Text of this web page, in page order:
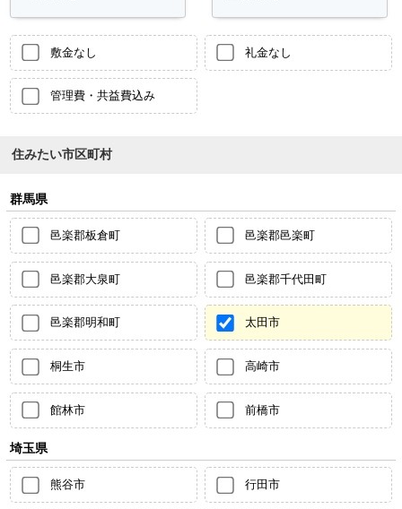
敷金なし 礼金なし
管理費・共益費込み
住みたい市区町村
群馬県
邑楽郡板倉町 邑楽郡邑楽町
邑楽郡大泉町 邑楽郡千代田町
邑楽郡明和町 太田市
桐生市 高崎市
館林市 前橋市
埼玉県
熊谷市 行田市